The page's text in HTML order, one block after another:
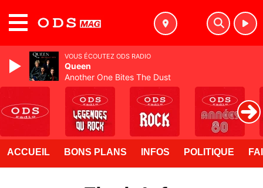
ACCUEIL BONS PLANS INFOS POLITIQUE
VOUS ÉCOUTEZ ODS RADIO
Queen
Another One Bites The Dust